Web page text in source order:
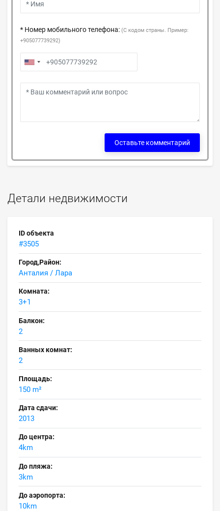
Детали недвижимости
ID объекта
#3505
Город,Район:
Анталия / Лара
Комната:
3+1
Балкон:
2
Ванных комнат:
2
Площадь:
150 m²
Дата сдачи:
2013
До центра:
4km
До пляжа:
3km
До аэропорта:
10km
* Номер мобильного телефона: (С кодом страны. Пример:
+905077739292)
Оставьте комментарий